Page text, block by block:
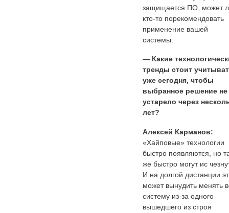
защищается ПО, может
кто-то порекомендовать
применение вашей
системы.
— Какие
тренды стоит
уже сегодня, чтобы
выбранное решение не
устарело через
лет?
Алексей Карманов:
«Хайповые» технологии
быстро появляются, но
же быстро могут ис
И на долгой дистанции
может вынудить менять
систему из-за одного
вышедшего из строя